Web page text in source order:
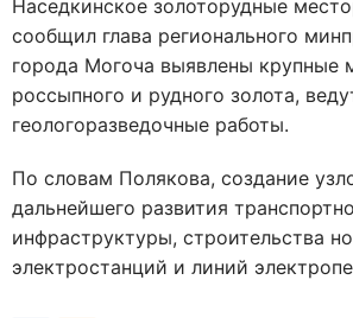
Наседкинское золоторудные
сообщил глава регионального
города Могоча выявлены крупные
россыпного и рудного золота,
геологоразведочные работы.
По словам Полякова, создание
дальнейшего развития
инфраструктуры, строительства
электростанций и линий